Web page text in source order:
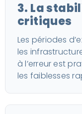
3. La
critiques
Les périodes
les
à l’erreur est
les faiblesses